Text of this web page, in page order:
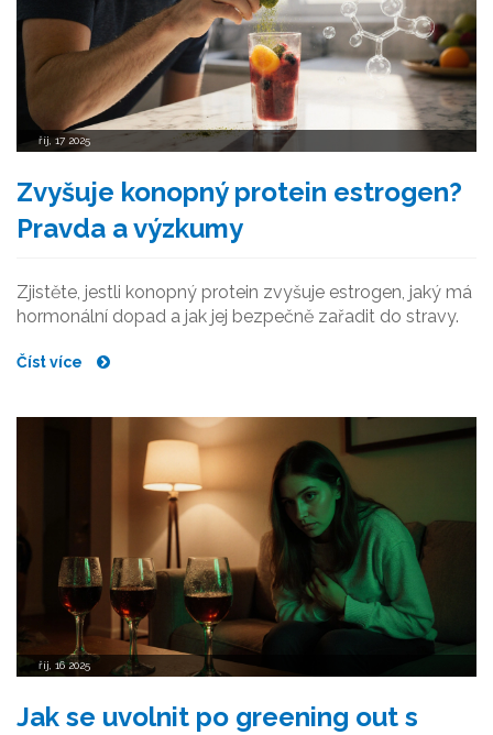
říj, 17 2025
Zvyšuje konopný protein estrogen?
Pravda a výzkumy
Zjistěte, jestli konopný protein zvyšuje estrogen, jaký má
hormonální dopad a jak jej bezpečně zařadit do stravy.
Číst více
říj, 16 2025
Jak se uvolnit po greening out s